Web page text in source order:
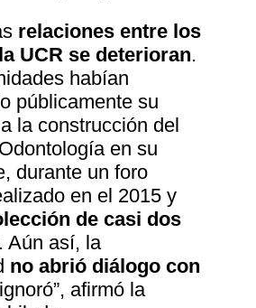
relaciones entre los
UCR se deterioran.
habían
públicamente su
a la construcción del
en su
durante un foro
en el 2015 y
de casi dos
. Aún así, la
no abrió diálogo con
afirmó la